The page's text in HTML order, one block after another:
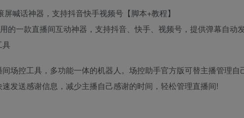
的一款直播间互动神器，支持抖音、快手、视频号，提供弹幕自动
具
间场控工具，多功能一体的机器人。场控助手官方版可替主播管理
发送感谢信息，减少主播自己感谢的时间，轻松管理直播间!